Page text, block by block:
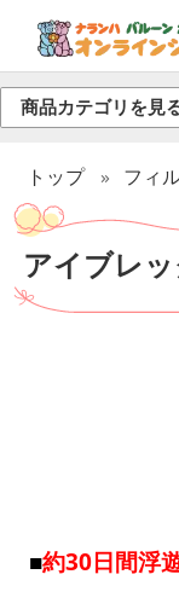
商品カテゴリを見
トップ フィ
アイブレ
■約30日間浮